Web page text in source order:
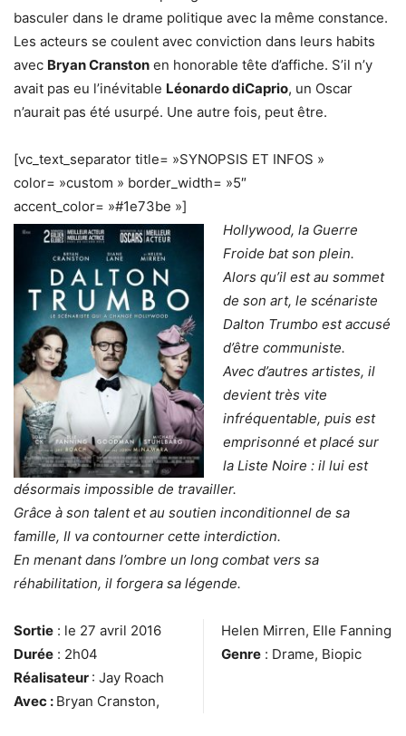
basculer dans le drame politique avec la même constance.
Les acteurs se coulent avec conviction dans leurs habits
avec Bryan Cranston en honorable tête d’affiche. S’il n’y
avait pas eu l’inévitable Léonardo diCaprio, un Oscar
n’aurait pas été usurpé. Une autre fois, peut être.
[vc_text_separator title= »SYNOPSIS ET INFOS »
color= »custom » border_width= »5″
accent_color= »#1e73be »]
Hollywood, la Guerre
Froide bat son plein.
Alors qu’il est au sommet
de son art, le scénariste
Dalton Trumbo est accusé
d’être communiste.
Avec d’autres artistes, il
devient très vite
infréquentable, puis est
emprisonné et placé sur
la Liste Noire : il lui est
désormais impossible de travailler.
Grâce à son talent et au soutien inconditionnel de sa
famille, Il va contourner cette interdiction.
En menant dans l’ombre un long combat vers sa
réhabilitation, il forgera sa légende.
Sortie : le 27 avril 2016
Durée : 2h04
Réalisateur : Jay Roach
Avec : Bryan Cranston,
Helen Mirren, Elle Fanning
Genre : Drame, Biopic